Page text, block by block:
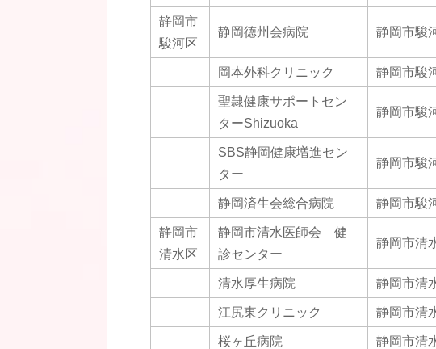
静岡市
駿河区
静岡徳州会病院 静岡市駿
岡本外科クリニック 静岡市駿
聖隷健康サポートセン
ターShizuoka
静岡市駿
SBS静岡健康増進セン
ター
静岡市駿
静岡済生会総合病院 静岡市駿
静岡市
清水区
静岡市清水医師会 健
診センター
静岡市清
清水厚生病院 静岡市清
江尻東クリニック 静岡市清
桜ヶ丘病院 静岡市清